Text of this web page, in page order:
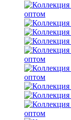
оптом
оптом
оптом
оптом